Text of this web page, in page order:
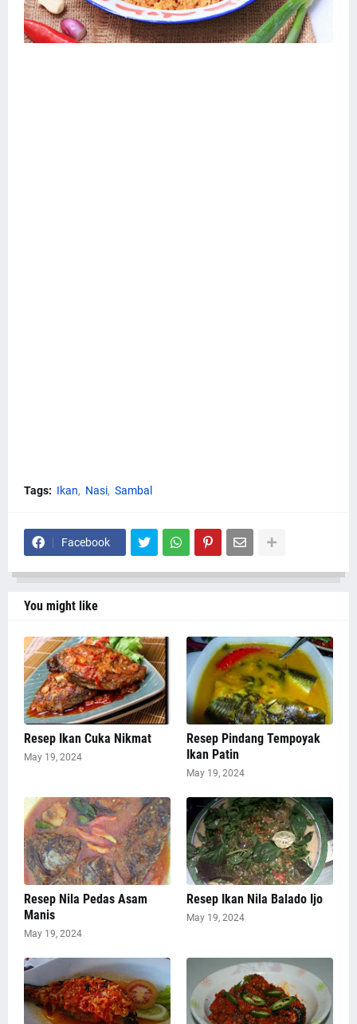
Tags: Ikan Nasi Sambal
Facebook
You might like
Resep Ikan Cuka Nikmat
May 19, 2024
Resep Pindang Tempoyak
Ikan Patin
May 19, 2024
Resep Nila Pedas Asam
Manis
May 19, 2024
Resep Ikan Nila Balado Ijo
May 19, 2024